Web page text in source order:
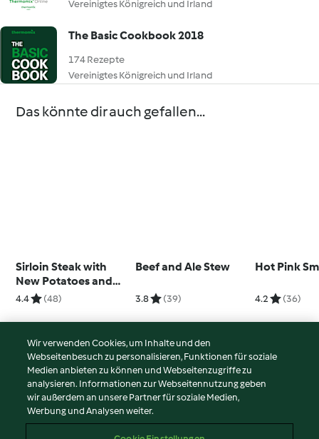
Vereinigtes Königreich und Irland
The Basic Cookbook 2018
174 Rezepte
Vereinigtes Königreich und Irland
Das könnte dir auch gefallen...
Sirloin Steak with
New Potatoes and
Chimichurri
4.4 (48)
Beef and Ale Stew
3.8 (39)
Hot Pink
4.2 (36)
© Copyright 2026
Nutzungsbedingungen
Datenschutzrichtlinien
Wir verwenden Cookies, um Inhalte und den
Webseitenbesuch zu personalisieren, Funktionen für soziale
Medien anbieten zu können und Webseitenzugriffe zu
analysieren. Informationen zur Webseitennutzung geben
wir außerdem an unsere Partner für soziale Medien,
Werbung und Analysen weiter.